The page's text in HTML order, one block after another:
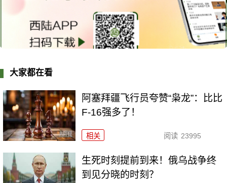
大家都在看
阿塞拜疆飞行员夸赞“枭龙”：比比
F-16强多了！
相关 阅读 23995
生死时刻提前到来！俄乌战争终
到见分晓的时刻？